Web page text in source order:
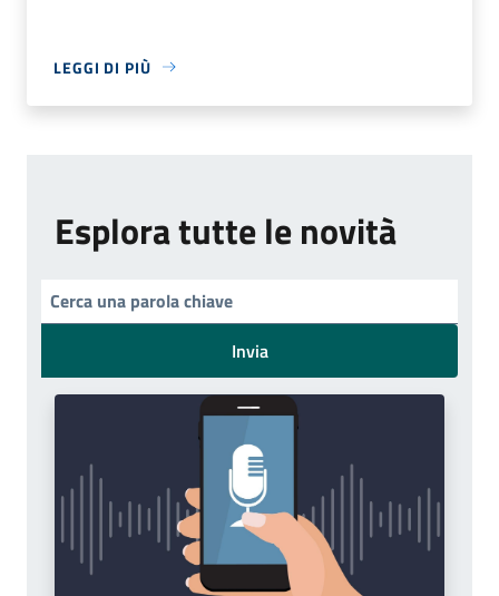
LEGGI DI PIÙ
Esplora tutte le novità
Invia